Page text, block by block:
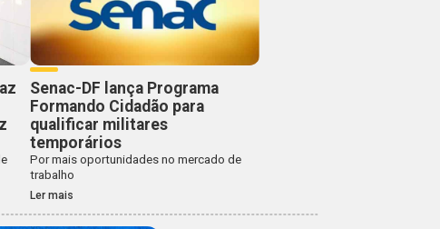
Senac-DF lança Programa
Formando Cidadão para
qualificar militares
temporários
Por mais oportunidades no mercado de
trabalho
Ler mais